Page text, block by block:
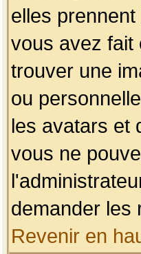
elles
vous avez fait
trouver une
ou
les avatars et
vous ne
demander les
Revenir en